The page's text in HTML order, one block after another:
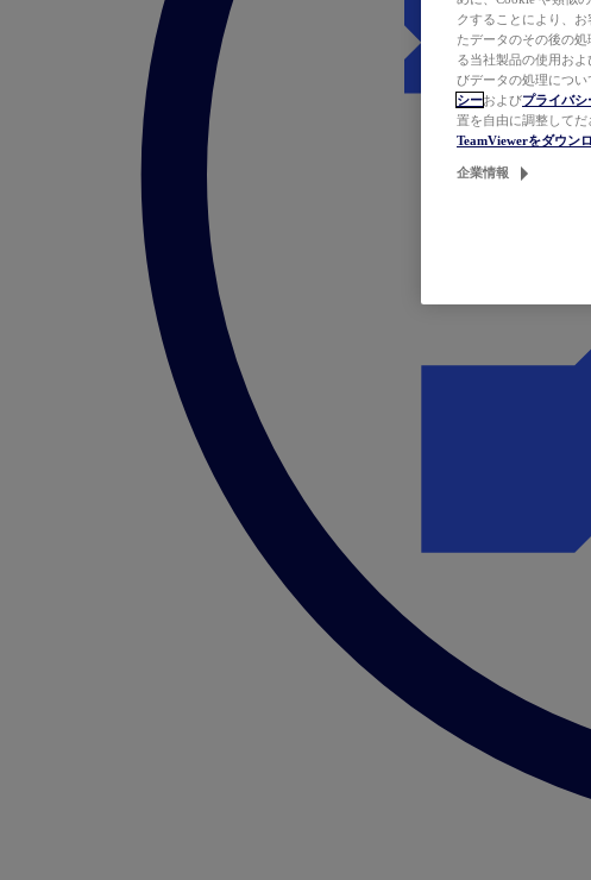
クすることにより、
たデータのその後の
る当社製品の使用お
びデータの処理につ
シーおよびプライバ
置を自由に調整してだ
TeamViewerをダウン
企業情報